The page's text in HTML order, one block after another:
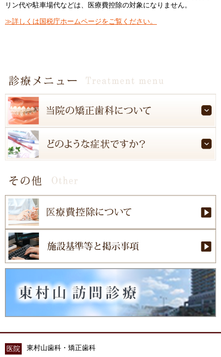
リン代や駐車場代などは、医療費控除の対象になりません。
≫詳しくは国税庁ホームページをご覧ください。
医院
東村山歯科・矯正歯科